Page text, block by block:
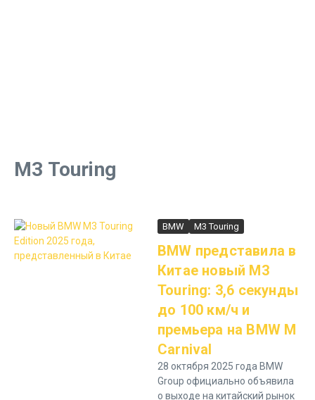
M3 Touring
BMW M3 Touring
BMW представила в
Китае новый M3
Touring: 3,6 секунды
до 100 км/ч и
премьера на BMW M
Carnival
28 октября 2025 года BMW
Group официально объявила
о выходе на китайский рынок